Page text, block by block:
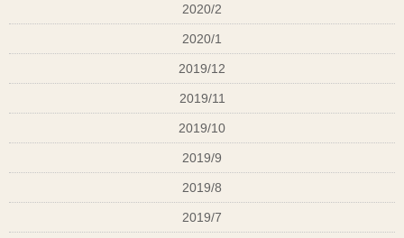
2020/2
2020/1
2019/12
2019/11
2019/10
2019/9
2019/8
2019/7